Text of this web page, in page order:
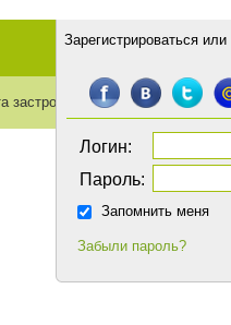
застройки Транспорт Статьи
Зарегистрироватьсяили
Логин:
Пароль:
Запомнить меня
Забыли пароль?